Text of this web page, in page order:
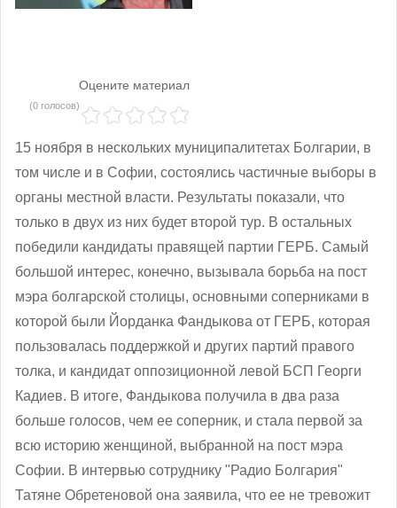
Оцените материал
(0 голосов)
15 ноября в нескольких муниципалитетах Болгарии, в
том числе и в Софии, состоялись частичные выборы в
органы местной власти. Результаты показали, что
только в двух из них будет второй тур. В остальных
победили кандидаты правящей партии ГЕРБ. Самый
большой интерес, конечно, вызывала борьба на пост
мэра болгарской столицы, основными соперниками в
которой были Йорданка Фандыкова от ГЕРБ, которая
пользовалась поддержкой и других партий правого
толка, и кандидат оппозиционной левой БСП Георги
Кадиев. В итоге, Фандыкова получила в два раза
больше голосов, чем ее соперник, и стала первой за
всю историю женщиной, выбранной на пост мэра
Софии. В интервью сотруднику "Радио Болгария"
Татяне Обретеновой она заявила, что ее не тревожит